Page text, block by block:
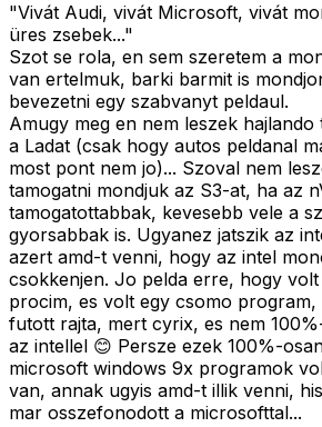
"Vivát Audi, vivát Microsoft, vivát
üres zsebek..."
Szot se rola, en sem szeretem a
van ertelmuk, barki barmit is
bevezetni egy szabvanyt peldaul.
Amugy meg en nem leszek
a Ladat (csak hogy autos peldanal
most pont nem jo)... Szoval nem
tamogatni mondjuk az S3-at, ha az
tamogatottabbak, kevesebb vele a
gyorsabbak is. Ugyanez jatszik az
azert amd-t venni, hogy az intel
csokkenjen. Jo pelda erre, hogy
procim, es volt egy csomo program,
futott rajta, mert cyrix, es nem
az intellel 😊 Persze ezek 100%-
microsoft windows 9x programok
van, annak ugyis amd-t illik venni,
mar osszefonodott a microsofttal...